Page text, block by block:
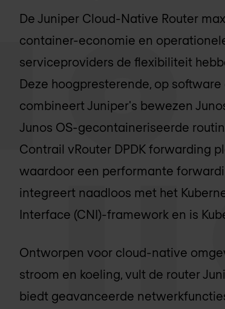
De Juniper Cloud-Native Router
container-economie en
serviceproviders de flexibiliteit
Deze hoogpresterende, op
combineert Juniper's bewezen
Junos OS-gecontaineriseerde
Contrail vRouter DPDK forwarding
waardoor een performante
integreert naadloos met het
Interface (CNI)-framework en is
Ontworpen voor cloud-native
stroom en koeling, vult de router
biedt geavanceerde